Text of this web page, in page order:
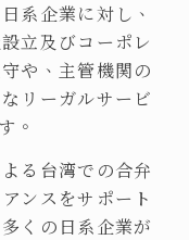
系企業に対し、
立及びコーポレ
や、主管機関の
リーガルサービ
。
る台湾での合弁
ンスをサポート
くの日系企業が